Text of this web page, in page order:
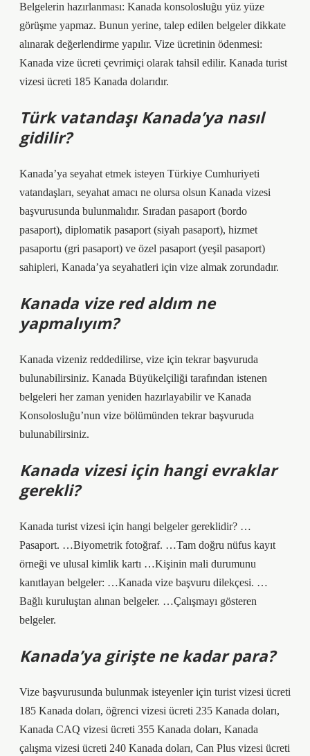
Belgelerin hazırlanması: Kanada konsolosluğu yüz yüze
görüşme yapmaz. Bunun yerine, talep edilen belgeler dikkate
alınarak değerlendirme yapılır. Vize ücretinin ödenmesi:
Kanada vize ücreti çevrimiçi olarak tahsil edilir. Kanada turist
vizesi ücreti 185 Kanada dolarıdır.
Türk vatandaşı Kanada’ya nasıl
gidilir?
Kanada’ya seyahat etmek isteyen Türkiye Cumhuriyeti
vatandaşları, seyahat amacı ne olursa olsun Kanada vizesi
başvurusunda bulunmalıdır. Sıradan pasaport (bordo
pasaport), diplomatik pasaport (siyah pasaport), hizmet
pasaportu (gri pasaport) ve özel pasaport (yeşil pasaport)
sahipleri, Kanada’ya seyahatleri için vize almak zorundadır.
Kanada vize red aldım ne
yapmalıyım?
Kanada vizeniz reddedilirse, vize için tekrar başvuruda
bulunabilirsiniz. Kanada Büyükelçiliği tarafından istenen
belgeleri her zaman yeniden hazırlayabilir ve Kanada
Konsolosluğu’nun vize bölümünden tekrar başvuruda
bulunabilirsiniz.
Kanada vizesi için hangi evraklar
gerekli?
Kanada turist vizesi için hangi belgeler gereklidir? …
Pasaport. …Biyometrik fotoğraf. …Tam doğru nüfus kayıt
örneği ve ulusal kimlik kartı …Kişinin mali durumunu
kanıtlayan belgeler: …Kanada vize başvuru dilekçesi. …
Bağlı kuruluştan alınan belgeler. …Çalışmayı gösteren
belgeler.
Kanada’ya girişte ne kadar para?
Vize başvurusunda bulunmak isteyenler için turist vizesi ücreti
185 Kanada doları, öğrenci vizesi ücreti 235 Kanada doları,
Kanada CAQ vizesi ücreti 355 Kanada doları, Kanada
çalışma vizesi ücreti 240 Kanada doları, Can Plus vizesi ücreti